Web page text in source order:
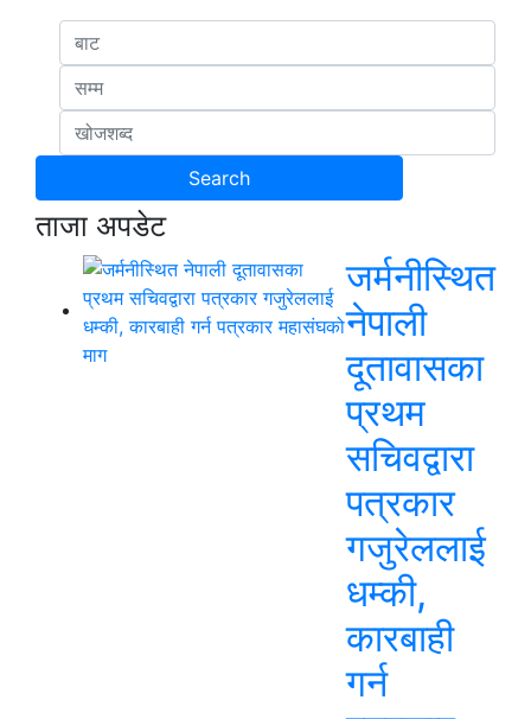
ताजा अपडेट
जर्मनीस्थित
नेपाली
दूतावासका
प्रथम
सचिवद्वारा
पत्रकार
गजुरेललाई
धम्की,
कारबाही
गर्न